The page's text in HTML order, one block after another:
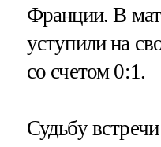
Франции. В
уступили на
со счетом 0:1.
Судьбу